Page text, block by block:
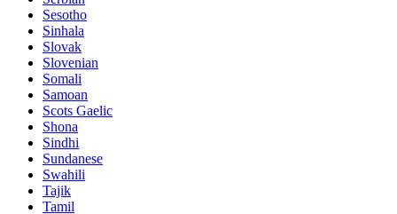
Sesotho
Sinhala
Slovak
Slovenian
Somali
Samoan
Scots Gaelic
Shona
Sindhi
Sundanese
Swahili
Tajik
Tamil